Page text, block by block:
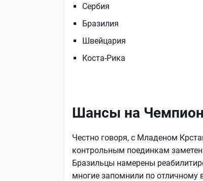
Сербия
Бразилия
Швейцария
Коста-Рика
Шансы на
Честно говоря, с Младеном
контрольным поединкам заметен
Бразильцы намерены
многие запомнили по